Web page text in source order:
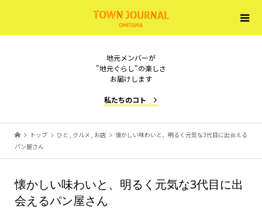
地元メンバーが
"地元ぐらし"の楽しさ
お届けします
私たちのコト
トップ ひと , グルメ , お店
懐かしい味わいと、明るく元気な3代目に出会える
パン屋さん
懐かしい味わいと、明るく元気な3代目に出
会えるパン屋さん